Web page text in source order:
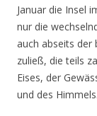
Januar die Insel
nur die
auch abseits
zuließ, die teils
Eises, der
und des Himmels.